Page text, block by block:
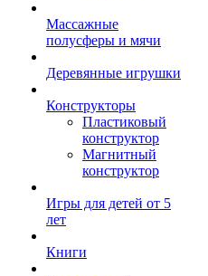
Массажные
полусферы и мячи
Деревянные игрушки
Конструкторы
Пластиковый
конструктор
Магнитный
конструктор
Игры для детей от 5
лет
Книги